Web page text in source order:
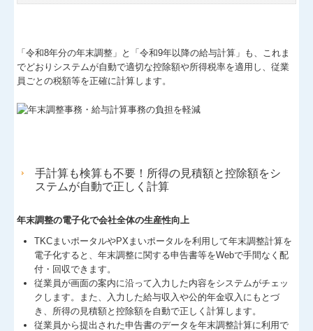
「令和8年分の年末調整」と「令和9年以降の給与計算」も、これま
でどおりシステムが自動で適切な控除額や所得税率を適用し、従業
員ごとの税額等を正確に計算します。
手計算も検算も不要！所得の見積額と控除額をシ
ステムが自動で正しく計算
年末調整の電子化で会社全体の生産性向上
TKCまいポータルやPXまいポータルを利用して年末調整計算を
電子化すると、年末調整に関する申告書等をWebで手間なく配
付・回収できます。
従業員が画面の案内に沿って入力した内容をシステムがチェッ
クします。また、入力した給与収入や公的年金収入にもとづ
き、所得の見積額と控除額を自動で正しく計算します。
従業員から提出された申告書のデータを年末調整計算に利用で